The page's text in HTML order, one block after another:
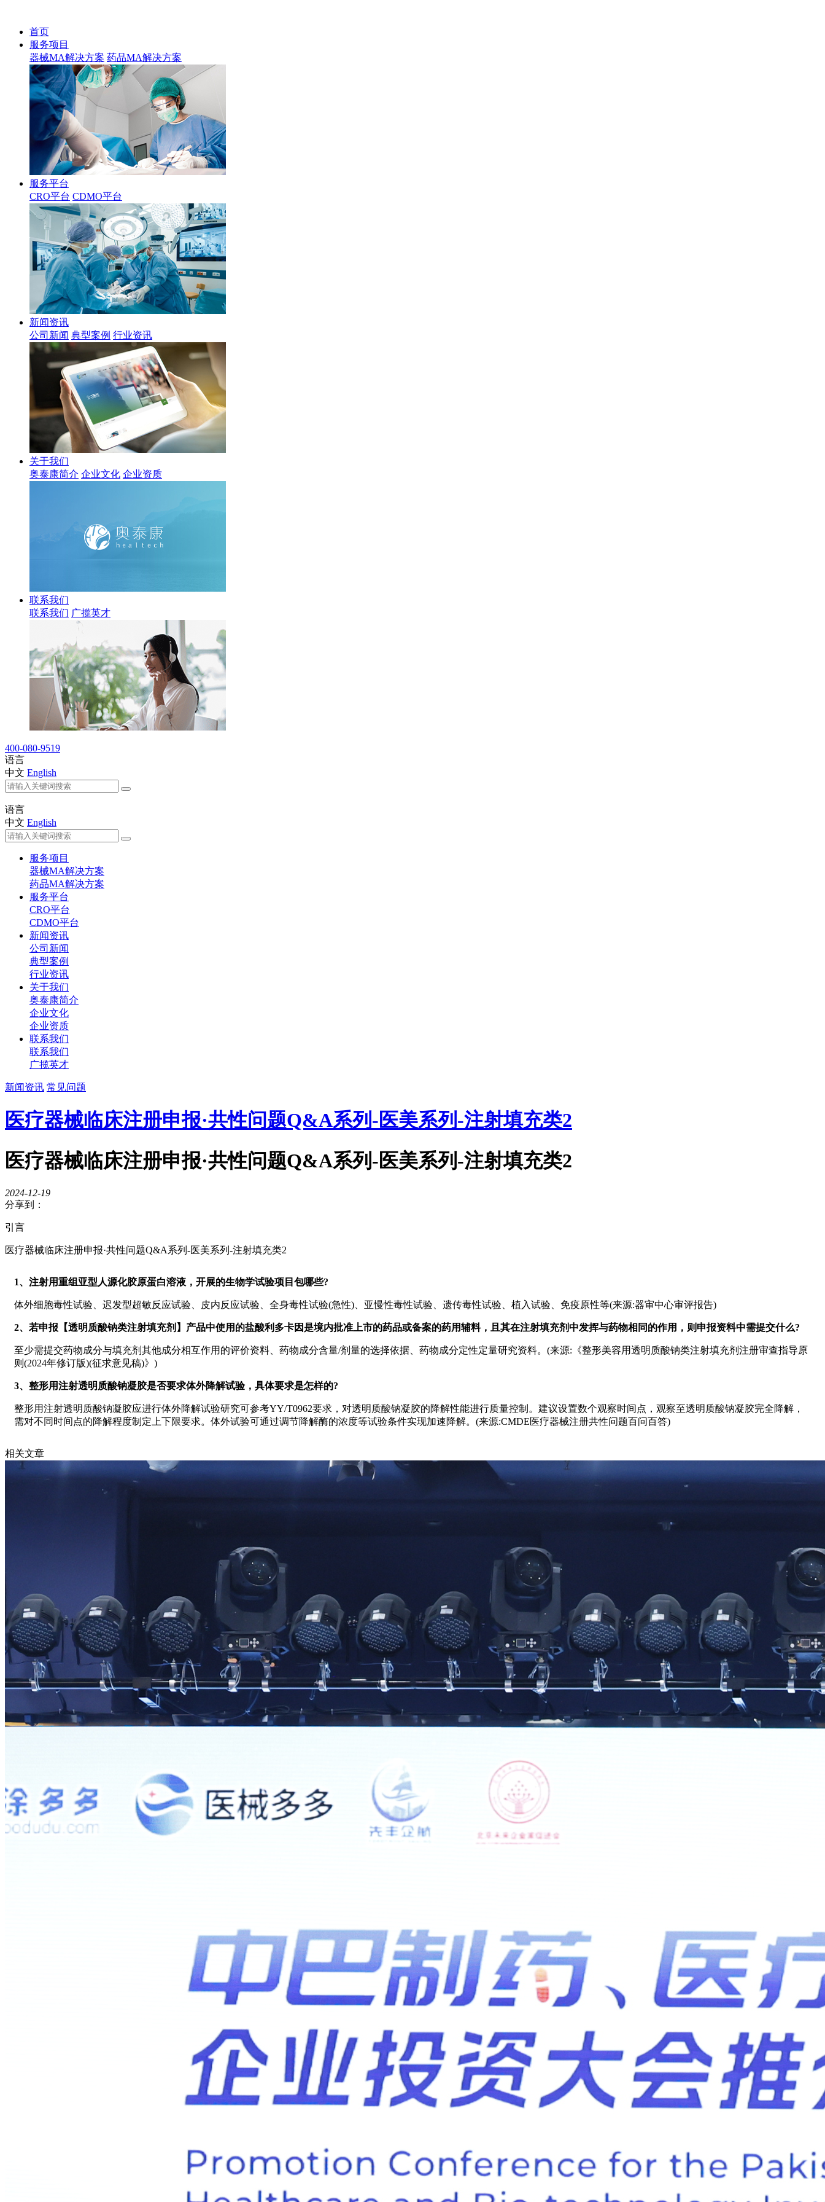
首页
服务项目
器械MA解决方案 药品MA解决方案
服务平台
CRO平台 CDMO平台
新闻资讯
公司新闻 典型案例 行业资讯
关于我们
奥泰康简介 企业文化 企业资质
联系我们
联系我们 广揽英才
400-080-9519
语言
中文 English
语言
中文 English
服务项目
器械MA解决方案
药品MA解决方案
服务平台
CRO平台
CDMO平台
新闻资讯
公司新闻
典型案例
行业资讯
关于我们
奥泰康简介
企业文化
企业资质
联系我们
联系我们
广揽英才
新闻资讯 常见问题
医疗器械临床注册申报·共性问题Q&A系列-医美系列-注射填充类2
医疗器械临床注册申报·共性问题Q&A系列-医美系列-注射填充类2
2024-12-19
分享到：
引言
医疗器械临床注册申报·共性问题Q&A系列-医美系列-注射填充类2
1、注射用重组亚型人源化胶原蛋白溶液，开展的生物学试验项目包哪些?
体外细胞毒性试验、迟发型超敏反应试验、皮内反应试验、全身毒性试验(急性)、亚慢性毒性试验、遗传毒性试验、植入试验、免疫原性等(来源:器审中心审评报告)
2、若申报【透明质酸钠类注射填充剂】产品中使用的盐酸利多卡因是境内批准上市的药品或备案的药用辅料，且其在注射填充剂中发挥与药物相同的作用，则申报资料中需提交什么?
至少需提交药物成分与填充剂其他成分相互作用的评价资料、药物成分含量/剂量的选择依据、药物成分定性定量研究资料。(来源:《整形美容用透明质酸钠类注射填充剂注册审查指导原
则(2024年修订版)(征求意见稿)》)
3、整形用注射透明质酸钠凝胶是否要求体外降解试验，具体要求是怎样的?
整形用注射透明质酸钠凝胶应进行体外降解试验研究可参考YY/T0962要求，对透明质酸钠凝胶的降解性能进行质量控制。建议设置数个观察时间点，观察至透明质酸钠凝胶完全降解，
需对不同时间点的降解程度制定上下限要求。体外试验可通过调节降解酶的浓度等试验条件实现加速降解。(来源:CMDE医疗器械注册共性问题百问百答)
相关文章